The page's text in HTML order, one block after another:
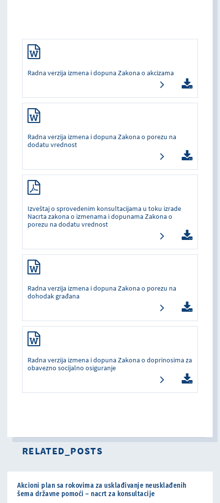
Radna verzija izmena i dopuna Zakona o akcizama
Radna verzija izmena i dopuna Zakona o porezu na
dodatu vrednost
Izveštaj o sprovedenim konsultacijama u toku izrade
Nacrta zakona o izmenama i dopunama Zakona o
porezu na dodatu vrednost
Radna verzija izmena i dopuna Zakona o porezu na
dohodak građana
Radna verzija izmena i dopuna Zakona o doprinosima za
obavezno socijalno osiguranje
RELATED_POSTS
Akcioni plan sa rokovima za usklađivanje neusklađenih
šema državne pomoći – nacrt za konsultacije